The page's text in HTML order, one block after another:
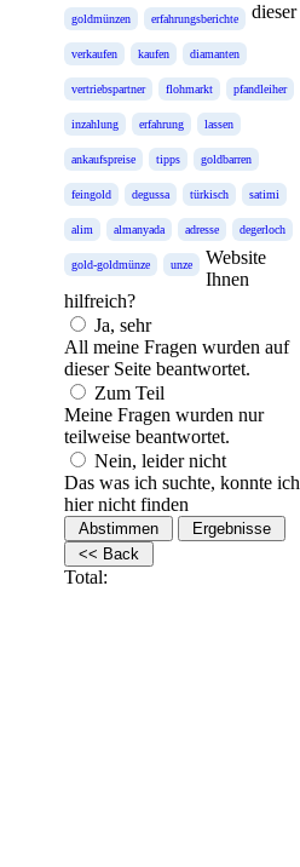
goldmünzen erfahrungsberichte
verkaufen kaufen diamanten
vertriebspartner flohmarkt pfandleiher
inzahlung erfahrung lassen
ankaufspreise tipps goldbarren
feingold degussa türkisch satimi
alim almanyada adresse degerloch
gold-goldmünze unze
dieser
Website
Ihnen
hilfreich?
Ja, sehr
All meine Fragen wurden auf
dieser Seite beantwortet.
Zum Teil
Meine Fragen wurden nur
teilweise beantwortet.
Nein, leider nicht
Das was ich suchte, konnte ich
hier nicht finden
Total: